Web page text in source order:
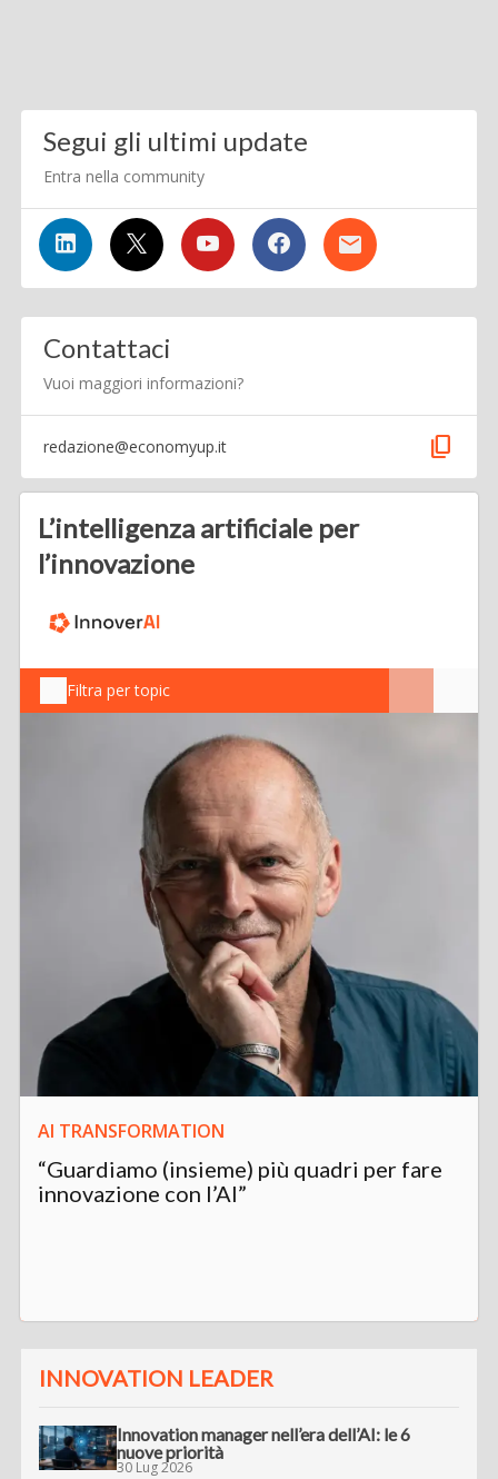
Segui gli ultimi update
Entra nella community
Contattaci
Vuoi maggiori informazioni?
redazione@economyup.it content_copy
L’intelligenza artificiale per
l’innovazione
Filtra per topic
AI TRANSFORMATION
“Guardiamo (insieme) più quadri per fare
innovazione con l’AI”
INNOVATION LEADER
Innovation manager nell’era dell’AI: le 6
nuove priorità
30 Lug 2026